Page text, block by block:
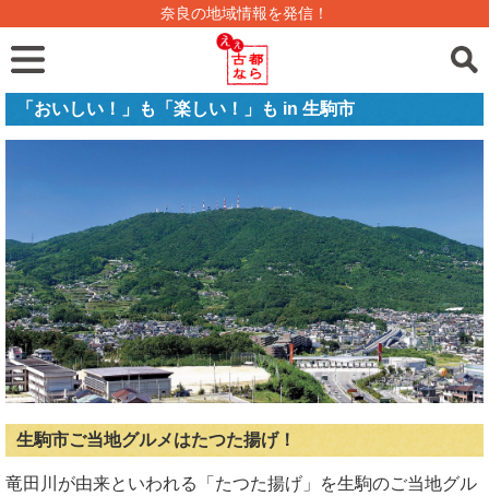
奈良の地域情報を発信！
「おいしい！」も「楽しい！」も in 生駒市
生駒市ご当地グルメはたつた揚げ！
竜田川が由来といわれる「たつた揚げ」を生駒のご当地グル